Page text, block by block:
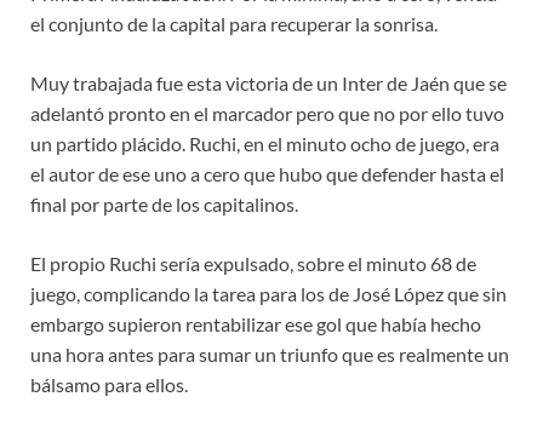
el conjunto de la capital para recuperar la sonrisa.
Muy trabajada fue esta victoria de un Inter de Jaén que se
adelantó pronto en el marcador pero que no por ello tuvo
un partido plácido. Ruchi, en el minuto ocho de juego, era
el autor de ese uno a cero que hubo que defender hasta el
final por parte de los capitalinos.
El propio Ruchi sería expulsado, sobre el minuto 68 de
juego, complicando la tarea para los de José López que sin
embargo supieron rentabilizar ese gol que había hecho
una hora antes para sumar un triunfo que es realmente un
bálsamo para ellos.